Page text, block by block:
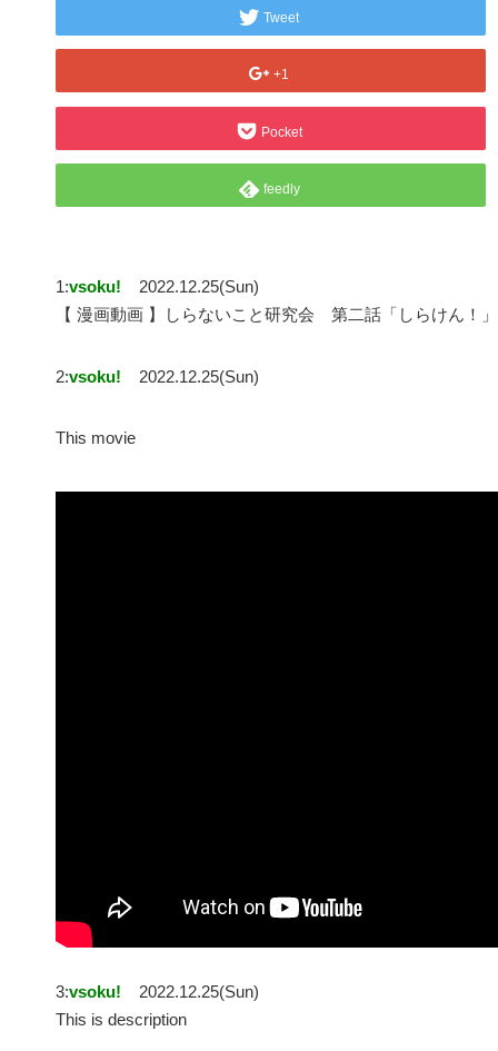
Tweet
+1
Pocket
feedly
1:vsoku!
2022.12.25(Sun)
【 漫画動画 】しらないこと研究会 第二話「しらけん！
2:vsoku! 2022.12.25(Sun)
This movie
3:vsoku!
2022.12.25(Sun)
This is description